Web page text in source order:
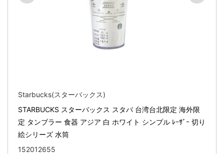
Starbucks(スターバックス)
STARBUCKS スターバックス スタバ 台湾台北限定 海外限
定 タンブラー 食器 アジア 白 ホワイト シンプル ﾚｰｻﾞｰ 切り
絵シリーズ 水筒
152012655